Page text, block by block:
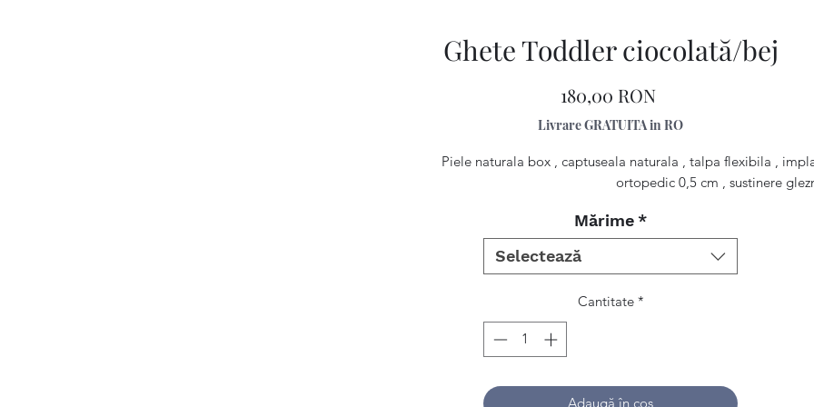
Ghete Toddler ciocolată/bej
180,00 RONPreț
Livrare GRATUITA in RO
Piele naturala box , captuseala naturala , talpa flexibila ,
ortopedic 0,5 cm , sustinere
Mărime *
Selectează
Cantitate *
Adaugă în coș